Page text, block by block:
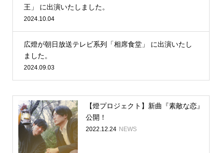
王」 に出演いたしました。
2024.10.04
広燈が朝日放送テレビ系列「相席食堂」 に出演いたし
ました。
2024.09.03
【燈プロジェクト】新曲『素敵な恋』
公開！
2022.12.24 NEWS